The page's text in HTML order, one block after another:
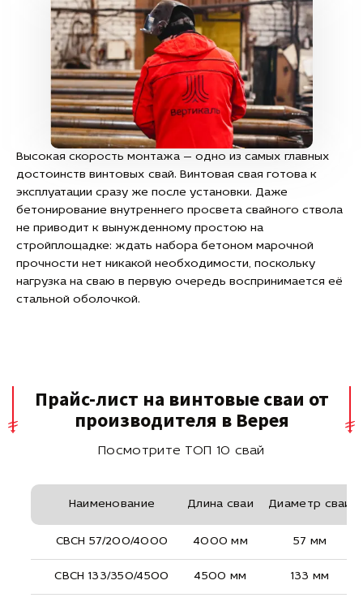
Высокая скорость монтажа — одно из самых главных
достоинств винтовых свай. Винтовая свая готова к
эксплуатации сразу же после установки. Даже
бетонирование внутреннего просвета свайного ствола
не приводит к вынужденному простою на
стройплощадке: ждать набора бетоном марочной
прочности нет никакой необходимости, поскольку
нагрузка на сваю в первую очередь воспринимается её
стальной оболочкой.
Прайс-лист на винтовые сваи от
производителя в Верея
Посмотрите ТОП 10 свай
Наименование Длина сваи Диаметр сваи
СВСН 57/200/4000 4000 мм 57 мм
СВСН 133/350/4500 4500 мм 133 мм